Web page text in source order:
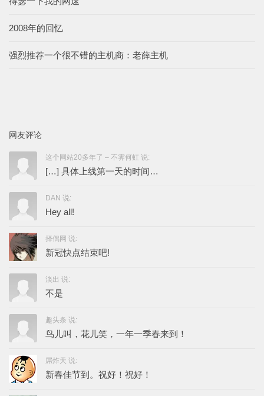
2008年的回忆
强烈推荐一个很不错的主机商：老薛主机
网友评论
这个网站20多年了 – 不霁何虹 说:
[…] 具体上线第一天的时间…
DAN 说:
Hey all!
择偶网 说:
新冠快点结束吧!
淡出 说:
不是
趣头条 说:
鸟儿叫，花儿笑，一年一季春来到！
屌炸天 说:
新春佳节到。祝好！祝好！